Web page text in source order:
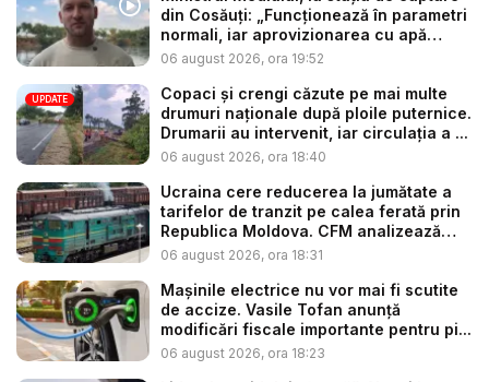
din Cosăuți: „Funcționează în parametri
normali, iar aprovizionarea cu apă
este...
06 august 2026, ora 19:52
UPDATE
Copaci și crengi căzute pe mai multe
drumuri naționale după ploile puternice.
Drumarii au intervenit, iar circulația a ...
06 august 2026, ora 18:40
Ucraina cere reducerea la jumătate a
tarifelor de tranzit pe calea ferată prin
Republica Moldova. CFM analizează
so...
06 august 2026, ora 18:31
Mașinile electrice nu vor mai fi scutite
de accize. Vasile Tofan anunță
modificări fiscale importante pentru pi...
06 august 2026, ora 18:23